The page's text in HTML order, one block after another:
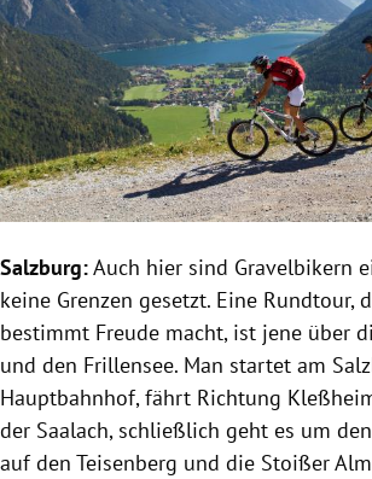
Salzburg:Auch hier sind Gravelbikern
keine Grenzen gesetzt. Eine Rundtour,
bestimmt Freude macht, ist jene über
und den Frillensee. Man startet am
Hauptbahnhof, fährt Richtung
der Saalach, schließlich geht es um
auf den Teisenberg und die Stoißer